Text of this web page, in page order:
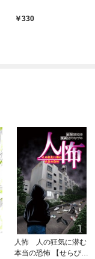
330
人怖 人の狂気に潜む
本当の恐怖 【せらびぃ